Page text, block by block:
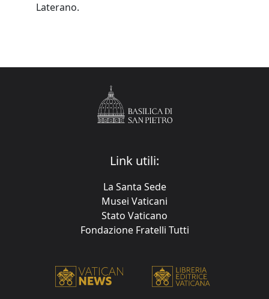
Laterano.
Link utili:
La Santa Sede
Musei Vaticani
Stato Vaticano
Fondazione Fratelli Tutti